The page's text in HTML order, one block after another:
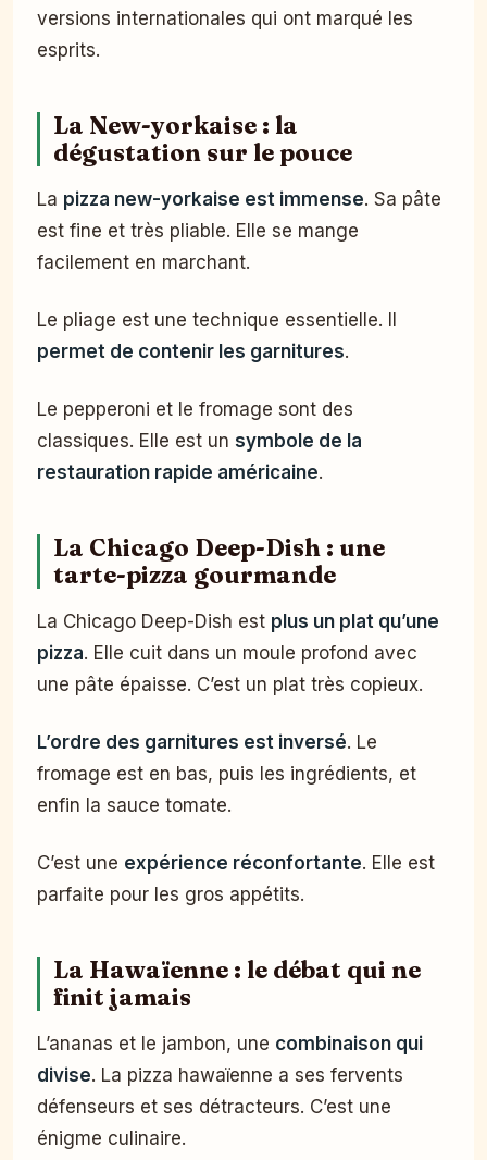
versions internationales qui ont marqué les
esprits.
La New-yorkaise : la
dégustation sur le pouce
La pizza new-yorkaise est immense. Sa pâte
est fine et très pliable. Elle se mange
facilement en marchant.
Le pliage est une technique essentielle. Il
permet de contenir les garnitures.
Le pepperoni et le fromage sont des
classiques. Elle est un symbole de la
restauration rapide américaine.
La Chicago Deep-Dish : une
tarte-pizza gourmande
La Chicago Deep-Dish est plus un plat qu’une
pizza. Elle cuit dans un moule profond avec
une pâte épaisse. C’est un plat très copieux.
L’ordre des garnitures est inversé. Le
fromage est en bas, puis les ingrédients, et
enfin la sauce tomate.
C’est une expérience réconfortante. Elle est
parfaite pour les gros appétits.
La Hawaïenne : le débat qui ne
finit jamais
L’ananas et le jambon, une combinaison qui
divise. La pizza hawaïenne a ses fervents
défenseurs et ses détracteurs. C’est une
énigme culinaire.